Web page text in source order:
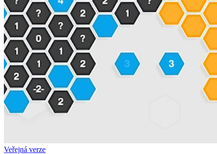
Veřejná verze